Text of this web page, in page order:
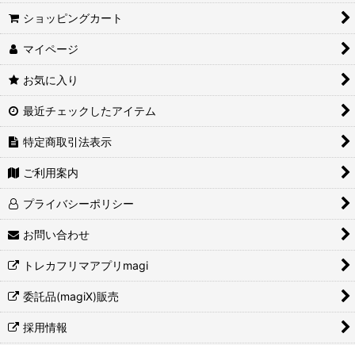
ショッピングカート
マイページ
お気に入り
最近チェックしたアイテム
特定商取引法表示
ご利用案内
プライバシーポリシー
お問い合わせ
トレカフリマアプリmagi
委託品(magiX)販売
採用情報